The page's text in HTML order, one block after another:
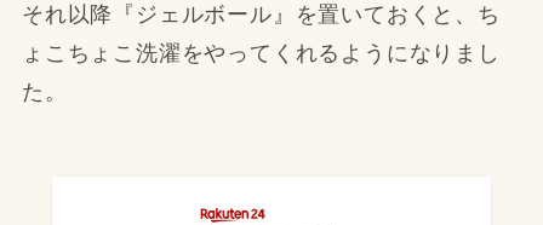
それ以降『ジェルボール』を置いておくと、ち
ょこちょこ洗濯をやってくれるようになりまし
た。